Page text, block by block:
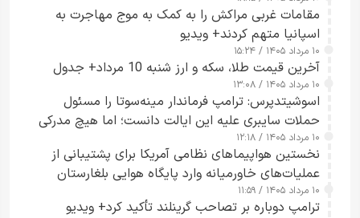
مقامات غربی مراکش را به کمک به موج مهاجرت به
اسپانیا متهم کردند+ ویدیو
۱۰ مرداد ۱۴۰۵ / ۱۵:۲۴
آخرین قیمت طلا، سکه و ارز شنبه 10 مرداد+ جدول
۱۰ مرداد ۱۴۰۵ / ۱۳:۰۸
اسوشیتدپرس: ترامپ فرماندار مینه‌سوتا را مسئول
حملات سایبری علیه این ایالت دانست؛ اما هیچ مدرکی
ارائه نکرد
۱۰ مرداد ۱۴۰۵ / ۱۲:۱۸
نخستین هواپیماهای نظامی آمریکا برای پشتیبانی از
عملیات‌های خاورمیانه وارد پایگاه هوایی بلغارستان
شدند
۱۰ مرداد ۱۴۰۵ / ۱۱:۵۹
ترامپ دوباره بر تصاحب گرینلند تأکید کرد+ ویدیو